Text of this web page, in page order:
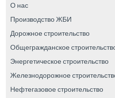
О нас
Производство ЖБИ
Дорожное строительство
Общегражданское
Энергетическое строительство
Железнодорожное
Нефтегазовое строительство